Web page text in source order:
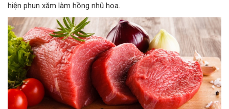
hiện phun xăm làm hồng nhũ hoa.